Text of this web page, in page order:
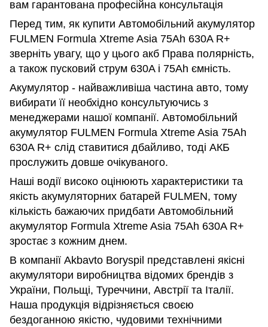
вам гарантована професійна консультація
Перед тим, як купити Автомобільний акумулятор
FULMEN Formula Xtreme Asia 75Ah 630A R+
зверніть увагу, що у цього акб Права полярність,
а також пусковий струм 630A і 75Ah ємність.
Акумулятор - найважливіша частина авто, тому
вибирати її необхідно консультуючись з
менеджерами нашої компанії. Автомобільний
акумулятор FULMEN Formula Xtreme Asia 75Ah
630A R+ слід ставитися дбайливо, тоді АКБ
прослужить довше очікуваного.
Наші водії високо оцінюють характеристики та
якість акумуляторних батарей FULMEN, тому
кількість бажаючих придбати Автомобільний
акумулятор Formula Xtreme Asia 75Ah 630A R+
зростає з кожним днем.
В компанії Akbavto Boryspil представлені якісні
акумулятори виробництва відомих брендів з
України, Польщі, Туреччини, Австрії та Італії.
Наша продукція відрізняється своєю
бездоганною якістю, чудовими технічними